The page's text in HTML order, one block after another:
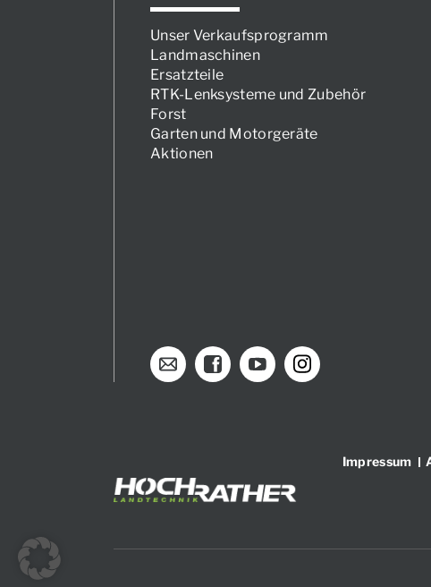
Unser Verkaufsprogramm
Landmaschinen
Ersatzteile
RTK-Lenksysteme und Zubehör
Forst
Garten und Motorgeräte
Aktionen
Impressum